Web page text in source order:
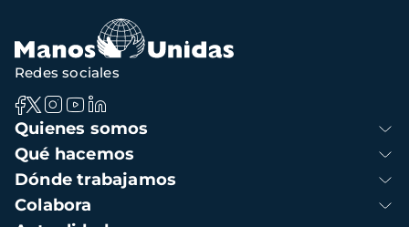
Navegación
principal
Quienes somos
Qué hacemos
Dónde trabajamos
Colabora
Redes sociales